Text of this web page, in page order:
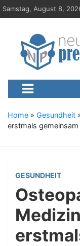
S
k
Samstag, August 8,
Neue-
Presseportal,
Home » Gesundheit
erstmals gemeinsam
GESUNDHEIT